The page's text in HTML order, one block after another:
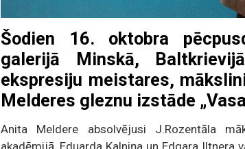
Šodien 16. oktobra
galerijā Minskā,
ekspresiju meistares,
Melderes gleznu izstāde
Anita Meldere absolvējusi J.Rozentāla
akadēmijā, Eduarda Kalniņa un Edgara